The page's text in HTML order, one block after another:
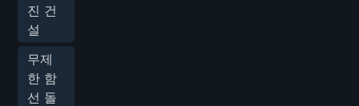
진 건
설
무제
한 함
선 돌